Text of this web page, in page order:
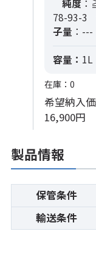
純度
78-93-3
子量 ：---
容量： 1L
在庫：0
希望納入
16,900円
製品情報
保管条件
輸送条件